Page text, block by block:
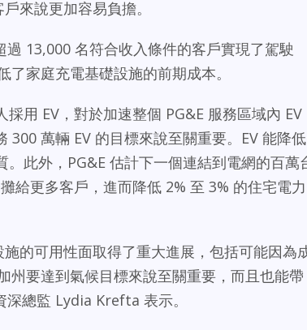
來說更加容易負擔。
過 13,000 名符合收入條件的客戶實現了駕駛
家庭充電基礎設施的前期成本。
用 EV，對於加速整個 PG&E 服務區域內 EV
300 萬輛 EV 的目標來說至關重要。EV 能降低
此外，PG&E 估計下一個連結到電網的百萬
給更多客戶，進而降低 2% 至 3% 的住宅電力
施的可用性面取得了重大進展，包括可能因為
州要達到氣候目標來說至關重要，而且也能帶
總監 Lydia Krefta 表示。